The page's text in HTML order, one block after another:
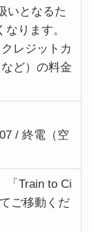
いとなるた
ります。
レジットカ
ど）の料金
/ 終電（空
「Train to Ci
ご移動くだ